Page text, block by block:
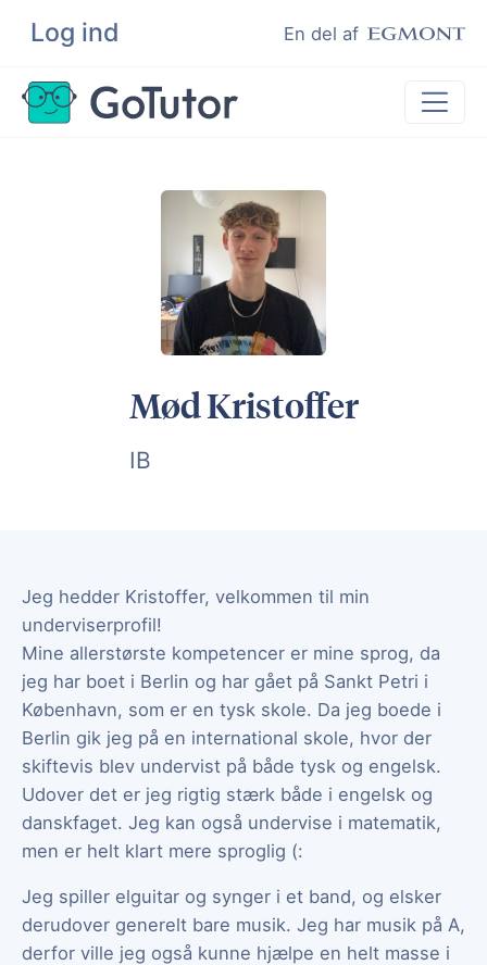
Log ind En del af
Søg
Lektiehjælp
Hjælp til ordblinde
Kundeudtalelser
Undervisere
Mød Kristoffer
IB
Jeg hedder Kristoffer, velkommen til min
underviserprofil!
Mine allerstørste kompetencer er mine sprog, da
jeg har boet i Berlin og har gået på Sankt Petri i
København, som er en tysk skole. Da jeg boede i
Berlin gik jeg på en international skole, hvor der
skiftevis blev undervist på både tysk og engelsk.
Udover det er jeg rigtig stærk både i engelsk og
danskfaget. Jeg kan også undervise i matematik,
men er helt klart mere sproglig (:
Jeg spiller elguitar og synger i et band, og elsker
derudover generelt bare musik. Jeg har musik på A,
derfor ville jeg også kunne hjælpe en helt masse i